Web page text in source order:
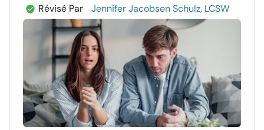
Révisé Par Jennifer Jacobsen Schulz, LCSW